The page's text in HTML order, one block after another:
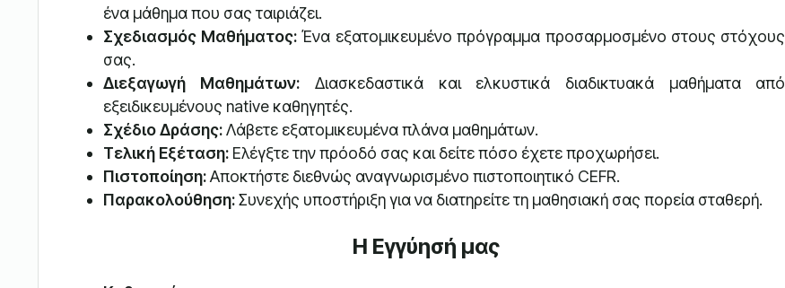
ένα μάθημα που σας ταιριάζει.
Σχεδιασμός Μαθήματος: Ένα εξατομικευμένο πρόγραμμα προσαρμοσμένο στους στόχους
σας.
Διεξαγωγή Μαθημάτων: Διασκεδαστικά και ελκυστικά διαδικτυακά μαθήματα από
εξειδικευμένους native καθηγητές.
Σχέδιο Δράσης:Λάβετε εξατομικευμένα πλάνα μαθημάτων.
Τελική Εξέταση:Ελέγξτε την πρόοδό σας και δείτε πόσο έχετε προχωρήσει.
Πιστοποίηση:Αποκτήστε διεθνώς αναγνωρισμένο πιστοποιητικό CEFR.
Παρακολούθηση:Συνεχής υποστήριξη για να διατηρείτε τη μαθησιακή σας πορεία σταθερή.
Η Εγγύησή μας